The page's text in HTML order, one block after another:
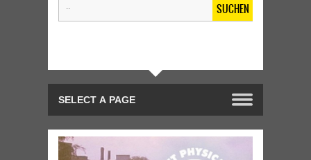
SUCHEN